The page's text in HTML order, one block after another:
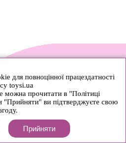
для повноцінної працездатності
toysi.ua
можна прочитати в "Політиці
"Прийняти" ви підтверджуєте свою
Прийняти